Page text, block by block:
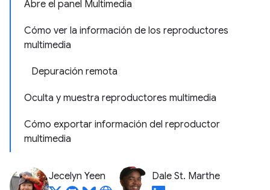
Abre el panel Multimedia
Cómo ver la información de los reproductores
multimedia
Depuración remota
Oculta y muestra reproductores multimedia
Cómo exportar información del reproductor
multimedia
Jecelyn Yeen Dale St. Marthe